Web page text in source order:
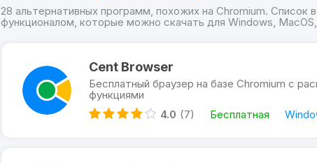
28 альтернативных программ, похожих на Chromium. Список
функционалом, которые можно скачать для Windows, MacOS,
Похожие
Chromium
Cent Browser
Бесплатный браузер на базе Chromium с
функциями
4.0 (7) Бесплатная